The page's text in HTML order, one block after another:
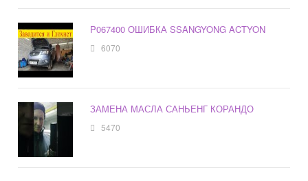
P067400 ОШИБКА SSANGYONG ACTYON
6070
ЗАМЕНА МАСЛА САНЬЕНГ КОРАНДО
5470